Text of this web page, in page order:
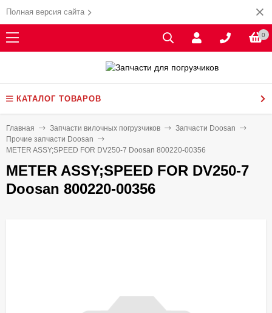
Полная версия сайта
0
КАТАЛОГ ТОВАРОВ
Главная Запчасти вилочных погрузчиков
Запчасти Doosan
Прочие запчасти Doosan
METER ASSY;SPEED FOR DV250-7 Doosan 800220-00356
METER ASSY;SPEED FOR DV250-7
Doosan 800220-00356